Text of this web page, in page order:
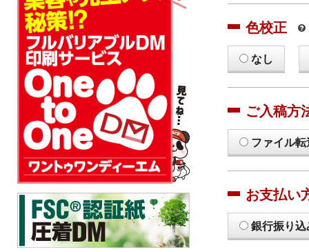
色校正
なし
ご入稿方
ファイル
お支払い
銀行振り込